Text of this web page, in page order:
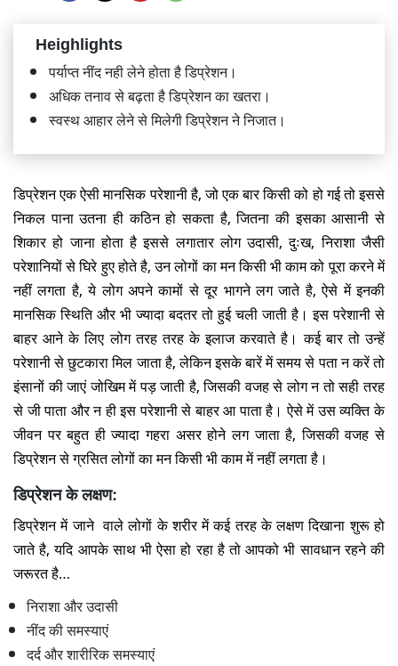
Heighlights
पर्याप्त नींद नही लेने होता है डिप्रेशन।
अधिक तनाव से बढ़ता है डिप्रेशन का खतरा।
स्वस्थ आहार लेने से मिलेगी डिप्रेशन ने निजात।
डिप्रेशन एक ऐसी मानसिक परेशानी है, जो एक बार किसी को हो गई तो इससे
निकल पाना उतना ही कठिन हो सकता है, जितना की इसका आसानी से
शिकार हो जाना होता है इससे लगातार लोग उदासी, दुःख, निराशा जैसी
परेशानियों से घिरे हुए होते है, उन लोगों का मन किसी भी काम को पूरा करने में
नहीं लगता है, ये लोग अपने कामों से दूर भागने लग जाते है, ऐसे में इनकी
मानसिक स्थिति और भी ज्यादा बदतर तो हुई चली जाती है। इस परेशानी से
बाहर आने के लिए लोग तरह तरह के इलाज करवाते है। कई बार तो उन्हें
परेशानी से छुटकारा मिल जाता है, लेकिन इसके बारें में समय से पता न करें तो
इंसानों की जाएं जोखिम में पड़ जाती है, जिसकी वजह से लोग न तो सही तरह
से जी पाता और न ही इस परेशानी से बाहर आ पाता है। ऐसे में उस व्यक्ति के
जीवन पर बहुत ही ज्यादा गहरा असर होने लग जाता है, जिसकी वजह से
डिप्रेशन से ग्रसित लोगों का मन किसी भी काम में नहीं लगता है।
डिप्रेशन के लक्षण:
डिप्रेशन में जाने वाले लोगों के शरीर में कई तरह के लक्षण दिखाना शुरू हो
जाते है, यदि आपके साथ भी ऐसा हो रहा है तो आपको भी सावधान रहने की
जरूरत है…
निराशा और उदासी
नींद की समस्याएं
दर्द और शारीरिक समस्याएं